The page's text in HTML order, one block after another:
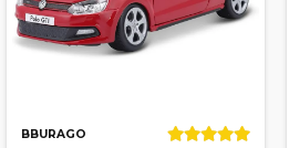
BBURAGO